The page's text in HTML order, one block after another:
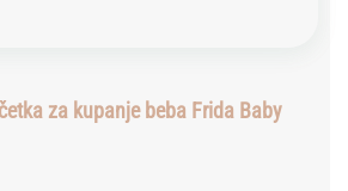
za kupanje beba Frida Baby